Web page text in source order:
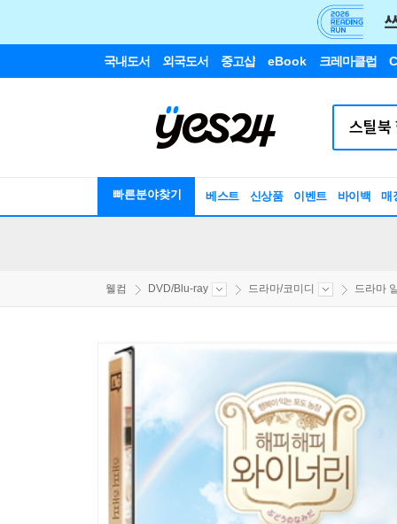
국내도서 외국도서 중고샵 eBook 크레마클럽
빠른분야찾기 베스트 신상품 이벤트 바이백 매
웰컴 DVD/Blu-ray 드라마/코미디 드라마